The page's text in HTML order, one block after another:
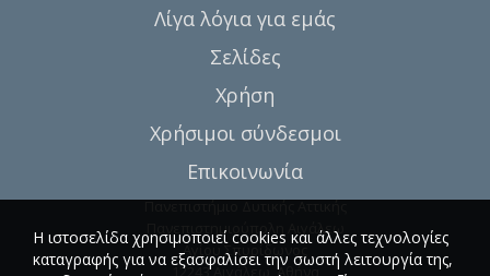
Λίγα λόγια για εμάς
Σελίδες
Χρήση
Χρήσιμοι σύνδεσμοι
Επικοινωνία
Πανεπιστήμιο Δυτικής Αττικής
Πανεπιστημιούπολη Αιγάλεω
Αγίου Σπυρίδωνος
12243 Αιγάλεω, Αθήνα
Η ιστοσελίδα χρησιμοποιεί cookies και άλλες τεχνολογίες
καταγραφής για να εξασφαλίσει την σωστή λειτουργία της,